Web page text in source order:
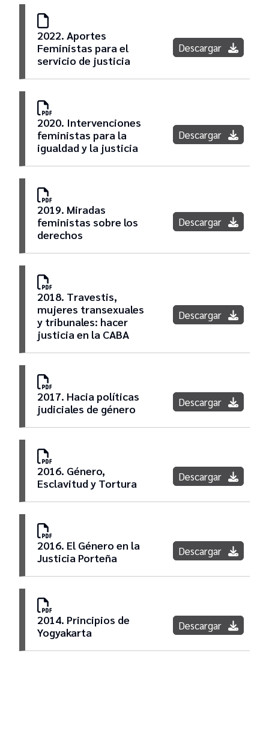
2022. Aportes
Feministas para el
servicio de justicia
Descargar
2020. Intervenciones
feministas para la
igualdad y la justicia
Descargar
2019. Miradas
feministas sobre los
derechos
Descargar
2018. Travestis,
mujeres transexuales
y tribunales: hacer
justicia en la CABA
Descargar
2017. Hacia políticas
judiciales de género
Descargar
2016. Género,
Esclavitud y Tortura
Descargar
2016. El Género en la
Justicia Porteña
Descargar
2014. Principios de
Yogyakarta
Descargar